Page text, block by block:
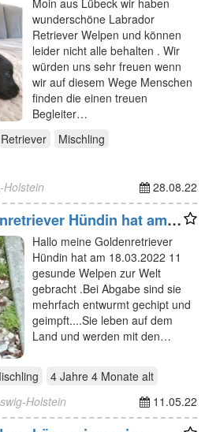
wunderschöne Labrador
Retriever Welpen und können
leider nicht alle behalten . Wir
würden uns sehr freuen wenn
wir auf diesem Wege Menschen
finden die einen treuen
Begleiter…
Mischling
Holstein 28.08.22
Hündin hat am
Hallo meine Goldenretriever
Hündin hat am 18.03.2022 11
gesunde Welpen zur Welt
gebracht .Bei Abgabe sind sie
mehrfach entwurmt gechipt und
geimpft....Sie leben auf dem
Land und werden mit den…
4 Jahre 4 Monate alt
Holstein 11.05.22